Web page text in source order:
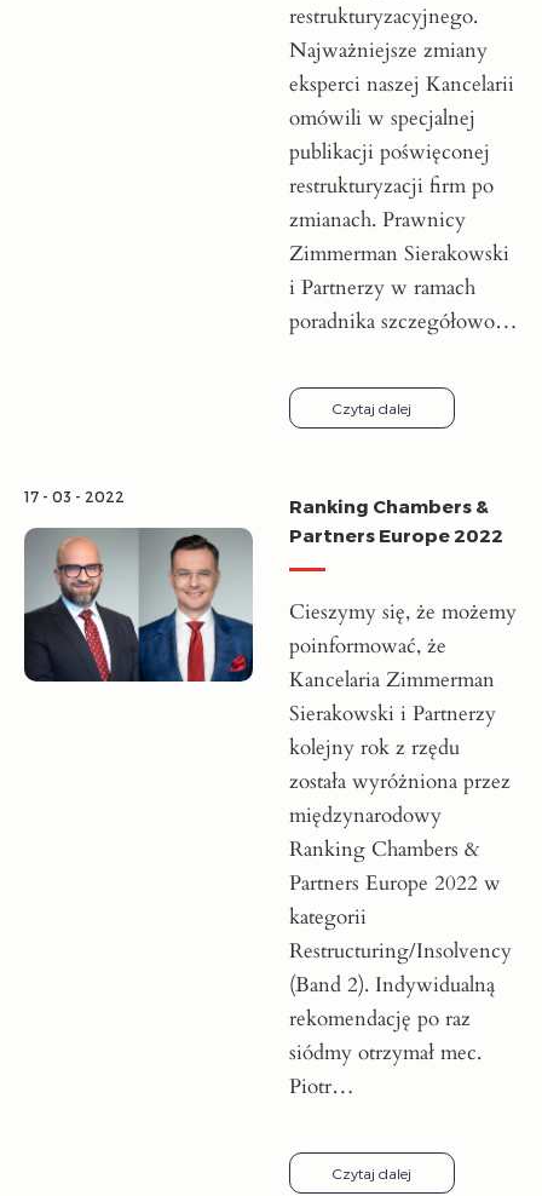
restrukturyzacyjnego.
Najważniejsze zmiany
eksperci naszej Kancelarii
omówili w specjalnej
publikacji poświęconej
restrukturyzacji firm po
zmianach. Prawnicy
Zimmerman Sierakowski
i Partnerzy w ramach
poradnika szczegółowo…
Czytaj dalej
17 - 03 - 2022
Ranking Chambers &
Partners Europe 2022
Cieszymy się, że możemy
poinformować, że
Kancelaria Zimmerman
Sierakowski i Partnerzy
kolejny rok z rzędu
została wyróżniona przez
międzynarodowy
Ranking Chambers &
Partners Europe 2022 w
kategorii
Restructuring/Insolvency
(Band 2). Indywidualną
rekomendację po raz
siódmy otrzymał mec.
Piotr…
Czytaj dalej